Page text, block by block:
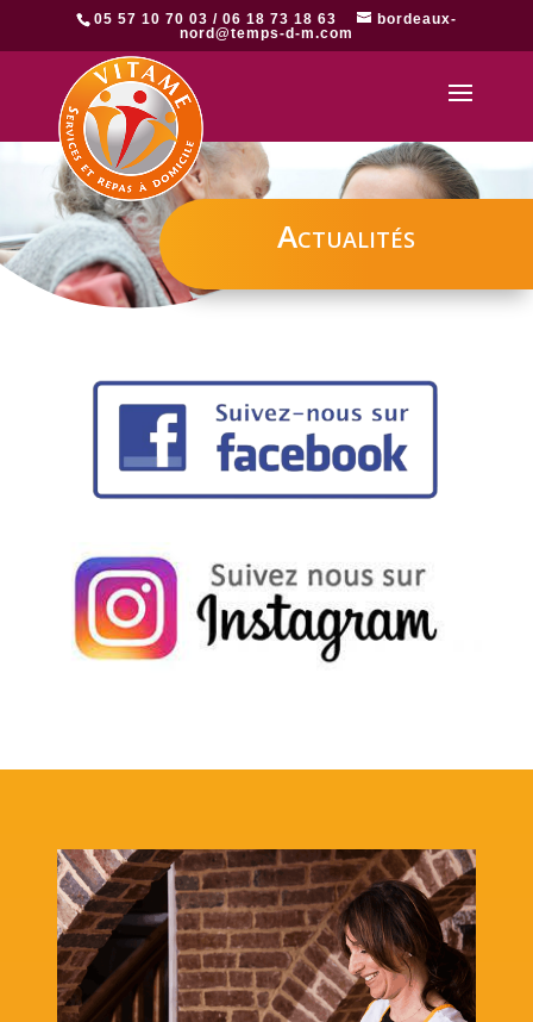
05 57 10 70 03 / 06 18 73 18 63
bordeaux-
nord@temps-d-m.com
Actualités